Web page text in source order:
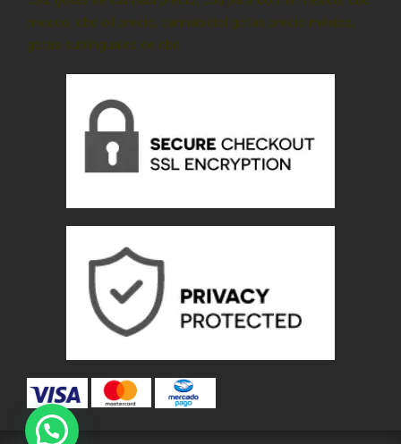
mexico, cbd oil precio, cannabidiol gotas precio méxico,
gotas sublinguales de cbd